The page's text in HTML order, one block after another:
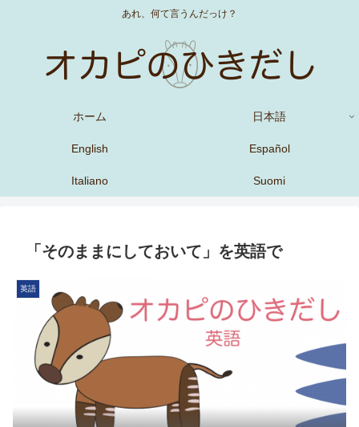
あれ、何て言うんだっけ？
ホーム 日本語
English Español
Italiano Suomi
「そのままにしておいて」を英語で
英語